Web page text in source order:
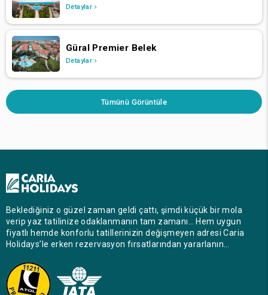
Detaylar
Güral Premier Belek
Detaylar
Tümünü Görüntüle
Beklediğiniz o güzel zaman geldi çattı, şimdi küçük bir mola
verip yaz tatilinize odaklanmanın tam zamanı… Hem uygun
fiyatlı hemde konforlu tatillerinizin değişmeyen adresi Caria
Holidays’le erken rezervasyon fırsatlarından yararlanın…